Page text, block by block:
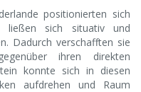
positionierten sich
ließen sich situativ und
Dadurch verschafften sie
ihren direkten
konnte sich in diesen
aufdrehen und Raum